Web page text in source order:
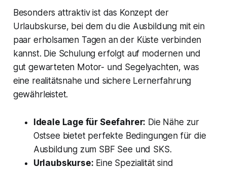
Besonders attraktiv ist das Konzept der
Urlaubskurse, bei dem du die Ausbildung mit ein
paar erholsamen Tagen an der Küste verbinden
kannst. Die Schulung erfolgt auf modernen und
gut gewarteten Motor- und Segelyachten, was
eine realitätsnahe und sichere Lernerfahrung
gewährleistet.
Ideale Lage für Seefahrer: Die Nähe zur
Ostsee bietet perfekte Bedingungen für die
Ausbildung zum SBF See und SKS.
Urlaubskurse: Eine Spezialität sind